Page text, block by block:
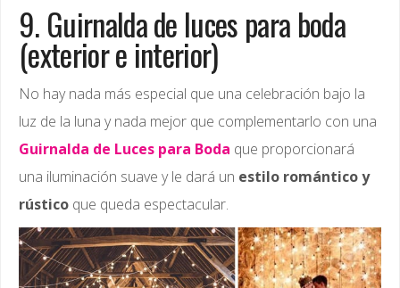
9. Guirnalda de luces para boda
(exterior e interior)
No hay nada más especial que una celebración bajo la
luz de la luna y nada mejor que complementarlo con una
Guirnalda de Luces para Boda que proporcionará
una iluminación suave y le dará un estilo romántico y
rústico que queda espectacular.